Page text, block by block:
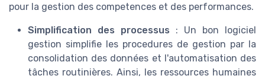
pour la gestion des competences et des performances.
Simplification des processus : Un bon logiciel
gestion simplifie les procedures de gestion par la
consolidation des données et l'automatisation des
tâches routinières. Ainsi, les ressources humaines